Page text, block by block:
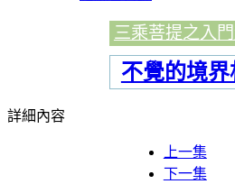
三乘菩提之入
不覺的境界
詳細內容
上一集
下一集